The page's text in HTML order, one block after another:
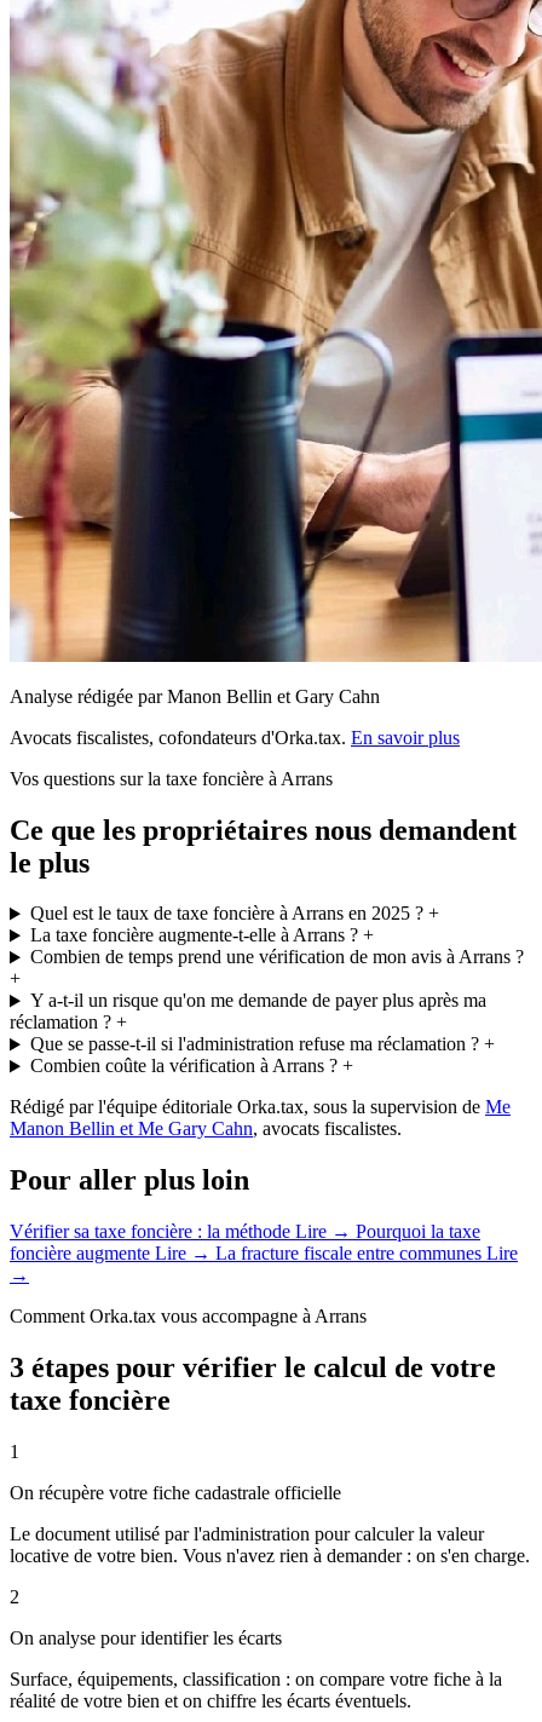
Analyse rédigée par Manon Bellin et Gary Cahn
Avocats fiscalistes, cofondateurs d'Orka.tax. En savoir plus
Vos questions sur la taxe foncière à Arrans
Ce que les propriétaires nous demandent
le plus
Quel est le taux de taxe foncière à Arrans en 2025 ?+
La taxe foncière augmente-t-elle à Arrans ?+
Combien de temps prend une vérification de mon avis à Arrans ?
+
Y a-t-il un risque qu'on me demande de payer plus après ma
réclamation ? +
Que se passe-t-il si l'administration refuse ma réclamation ?+
Combien coûte la vérification à Arrans ?+
Rédigé par l'équipe éditoriale Orka.tax, sous la supervision de Me
Manon Bellin et Me Gary Cahn, avocats fiscalistes.
Pour aller plus loin
Vérifier sa taxe foncière : la méthode Lire → Pourquoi la taxe
foncière augmente Lire → La fracture fiscale entre communes Lire
→
Comment Orka.tax vous accompagne à Arrans
3 étapes pour vérifier le calcul de votre
taxe foncière
1
On récupère votre fiche cadastrale officielle
Le document utilisé par l'administration pour calculer la valeur
locative de votre bien. Vous n'avez rien à demander : on s'en charge.
2
On analyse pour identifier les écarts
Surface, équipements, classification : on compare votre fiche à la
réalité de votre bien et on chiffre les écarts éventuels.